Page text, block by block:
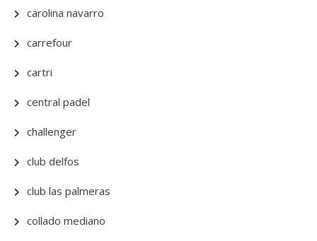
carolina navarro
carrefour
cartri
central padel
challenger
club delfos
club las palmeras
collado mediano